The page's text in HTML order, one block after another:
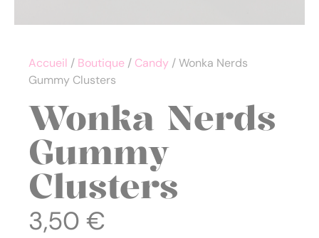
Accueil / Boutique / Candy / Wonka Nerds
Gummy Clusters
Wonka Nerds
Gummy
Clusters
3,50 €